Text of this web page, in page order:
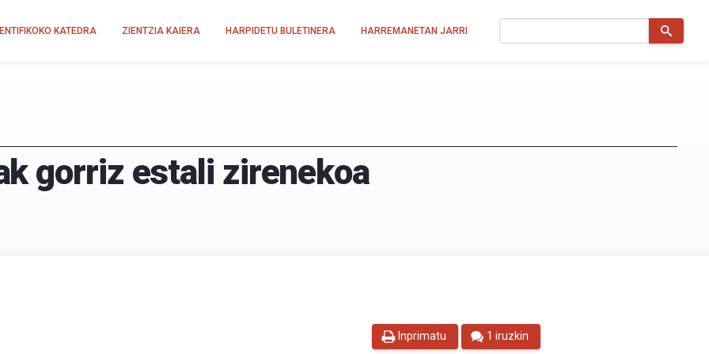
KATEDRA ZIENTZIA KAIERA HARPIDETU BULETINERA HARREMANETAN JARRI
gorriz estali zirenekoa
Inprimatu 1 iruzkin